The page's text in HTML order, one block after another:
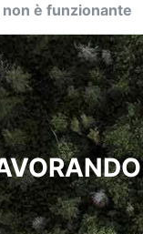
è funzionante